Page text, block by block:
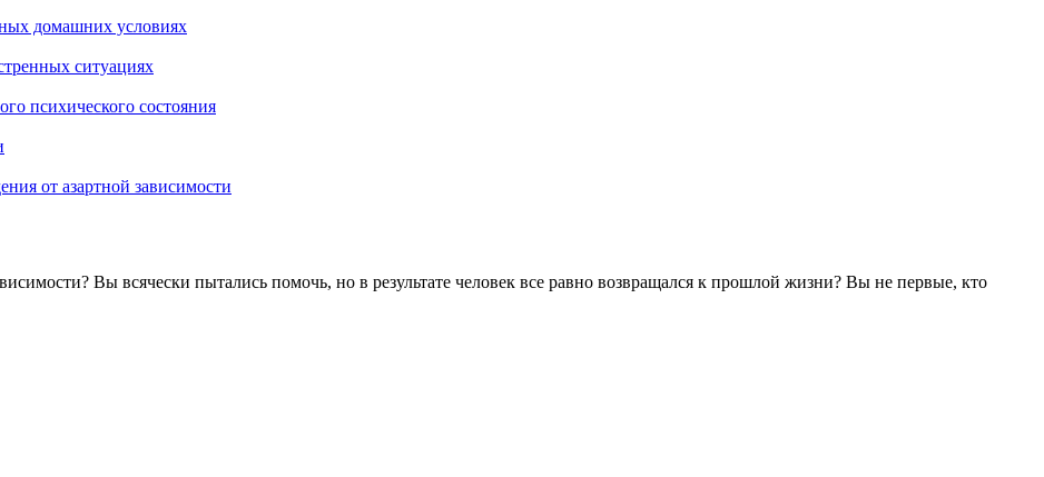
домашних условиях
ситуациях
психического состояния
от азартной зависимости
Вы всячески пытались помочь, но в результате человек все равно возвращался к прошлой жизни? Вы не первые, кто